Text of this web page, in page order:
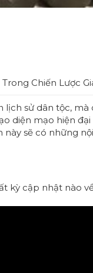
Chiến Lược
sử dân tộc,
diện mạo hiện đại
sẽ có những
kỳ cập nhật nào